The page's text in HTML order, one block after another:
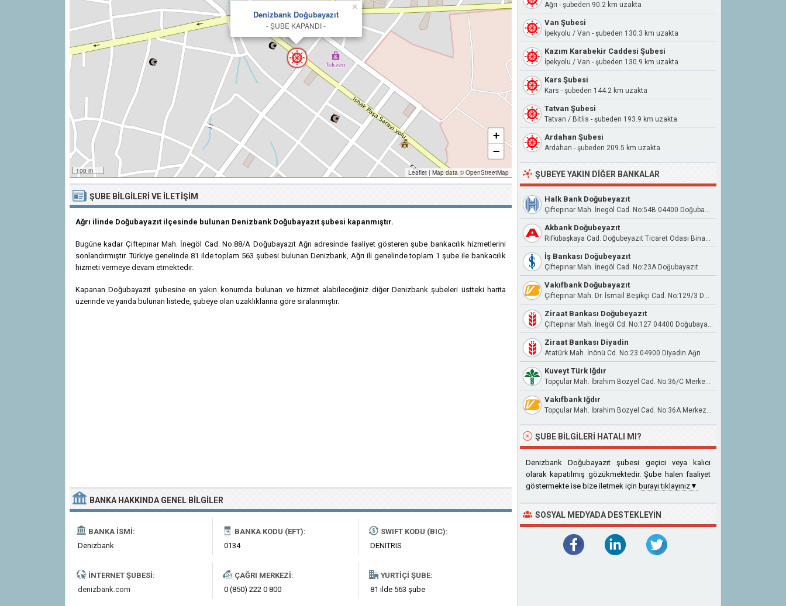
Denizbank Doğubayazıt
- ŞUBE KAPANDI -
×
100 m
+
−
Leaflet | Map data ©OpenStreetMap
ŞUBE BILGILERI VE İLETIŞIM
Ağrı ilinde Doğubayazıt ilçesinde bulunan Denizbank Doğubayazıt şubesi kapanmıştır.
Bugüne kadar Çiftepınar Mah. İnegöl Cad. No:88/A Doğubayazıt Ağrı adresinde faaliyet gösteren şube bankacılık hizmetlerini
sonlandırmıştır. Türkiye genelinde 81 ilde toplam 563 şubesi bulunan Denizbank, Ağrı ili genelinde toplam 1 şube ile bankacılık
hizmeti vermeye devam etmektedir.
Kapanan Doğubayazıt şubesine en yakın konumda bulunan ve hizmet alabileceğiniz diğer Denizbank şubeleri üstteki harita
üzerinde ve yanda bulunan listede, şubeye olan uzaklıklarına göre sıralanmıştır.
BANKA HAKKINDA GENEL BILGILER
BANKA İSMI:
Denizbank
BANKA KODU (EFT):
0134
SWIFT KODU (BIC):
DENITRIS
İNTERNET ŞUBESI:
denizbank.com
ÇAĞRI MERKEZI:
0 (850) 222 0 800
YURTIÇI ŞUBE:
81 ilde 563 şube
Ağrı - şubeden 90.2 km uzakta
Van Şubesi
İpekyolu / Van - şubeden 130.3 km uzakta
Kazım Karabekir Caddesi Şubesi
İpekyolu / Van - şubeden 130.9 km uzakta
Kars Şubesi
Kars - şubeden 144.2 km uzakta
Tatvan Şubesi
Tatvan / Bitlis - şubeden 193.9 km uzakta
Ardahan Şubesi
Ardahan - şubeden 209.5 km uzakta
ŞUBEYE YAKIN DIĞER BANKALAR
Halk Bank Doğubeyazıt
Çiftepınar Mah. İnegöl Cad. No:54B 04400 Doğubayazıt
Akbank Doğubeyazıt
Rıfkıbaşkaya Cad. Doğubeyazıt Ticaret Odası Binası Zemin Kat Doğubeyazıt/Ağrı
İş Bankası Doğubeyazıt
Çiftepınar Mah. İnegöl Cad. No:23A Doğubayazıt
Vakıfbank Doğubayazıt
Çiftepınar Mah. Dr. İsmail Beşikçi Cad. No:129/3 Doğubayazıt/Ağrı
Ziraat Bankası Doğubeyazıt
Çiftepınar Mah. İnegöl Cd. No:127 04400 Doğubayazıt Ağrı
Ziraat Bankası Diyadin
Atatürk Mah. İnönü Cd. No:23 04900 Diyadin Ağrı
Kuveyt Türk Iğdır
Topçular Mah. İbrahim Bozyel Cad. No:36/C Merkez/Iğdır
Vakıfbank Iğdır
Topçular Mah. İbrahim Bozyel Cad. No:36A Merkez/Iğdır
ŞUBE BILGILERI HATALI MI?
Denizbank Doğubayazıt şubesi geçici veya kalıcı
olarak kapatılmış gözükmektedir. Şube halen faaliyet
göstermekte ise bize iletmek için burayı tıklayınız▼
SOSYAL MEDYADA DESTEKLEYIN